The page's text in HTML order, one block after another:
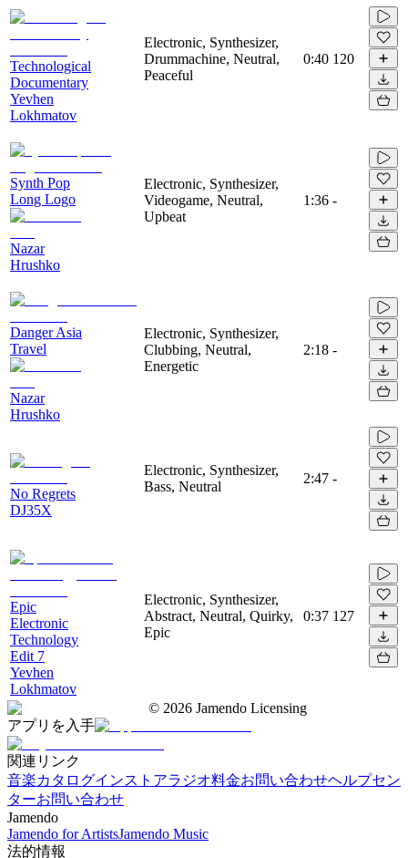
Technological
Documentary
Yevhen
Lokhmatov
Electronic, Synthesizer,
Drummachine, Neutral,
Peaceful
0:40 120
Synth Pop
Long Logo
Nazar
Hrushko
Electronic, Synthesizer,
Videogame, Neutral,
Upbeat
1:36 -
Danger Asia
Travel
Nazar
Hrushko
Electronic, Synthesizer,
Clubbing, Neutral,
Energetic
2:18 -
No Regrets
DJ35X
Electronic, Synthesizer,
Bass, Neutral
2:47 -
Epic
Electronic
Technology
Edit 7
Yevhen
Lokhmatov
Electronic, Synthesizer,
Abstract, Neutral, Quirky,
Epic
0:37 127
© 2026 Jamendo Licensing
アプリを入手
関連リンク
音楽カタログインストアラジオ料金お問い合わせヘルプセン
ターお問い合わせ
Jamendo
Jamendo for ArtistsJamendo Music
法的情報